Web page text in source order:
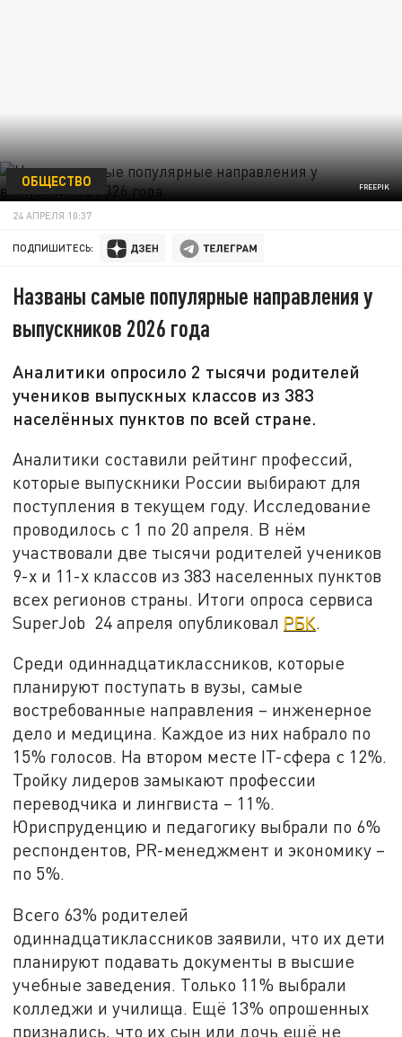
FREEPIK
ОБЩЕСТВО
24 АПРЕЛЯ 10:37
ПОДПИШИТЕСЬ:
Названы самые популярные направления у
выпускников 2026 года
Аналитики опросило 2 тысячи родителей
учеников выпускных классов из 383
населённых пунктов по всей стране.
Аналитики составили рейтинг профессий,
которые выпускники России выбирают для
поступления в текущем году. Исследование
проводилось с 1 по 20 апреля. В нём
участвовали две тысячи родителей учеников
9-х и 11-х классов из 383 населенных пунктов
всех регионов страны. Итоги опроса сервиса
SuperJob 24 апреля опубликовал РБК.
Среди одиннадцатиклассников, которые
планируют поступать в вузы, самые
востребованные направления – инженерное
дело и медицина. Каждое из них набрало по
15% голосов. На втором месте IT-сфера с 12%.
Тройку лидеров замыкают профессии
переводчика и лингвиста – 11%.
Юриспруденцию и педагогику выбрали по 6%
респондентов, PR-менеджмент и экономику –
по 5%.
Всего 63% родителей
одиннадцатиклассников заявили, что их дети
планируют подавать документы в высшие
учебные заведения. Только 11% выбрали
колледжи и училища. Ещё 13% опрошенных
признались, что их сын или дочь ещё не